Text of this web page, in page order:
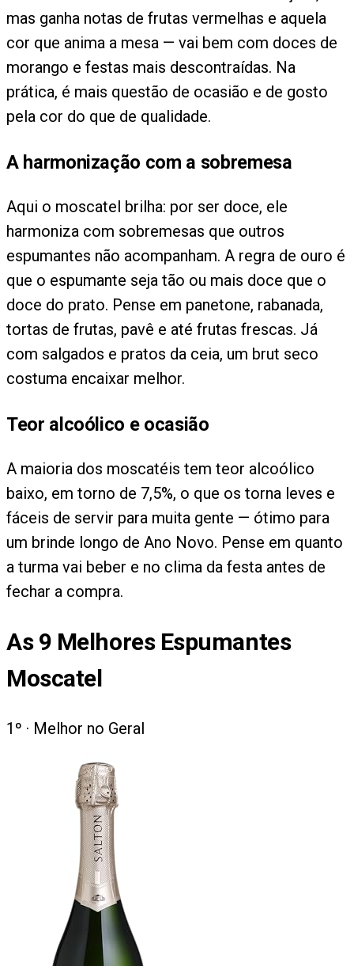
mas ganha notas de frutas vermelhas e aquela
cor que anima a mesa — vai bem com doces de
morango e festas mais descontraídas. Na
prática, é mais questão de ocasião e de gosto
pela cor do que de qualidade.
A harmonização com a sobremesa
Aqui o moscatel brilha: por ser doce, ele
harmoniza com sobremesas que outros
espumantes não acompanham. A regra de ouro é
que o espumante seja tão ou mais doce que o
doce do prato. Pense em panetone, rabanada,
tortas de frutas, pavê e até frutas frescas. Já
com salgados e pratos da ceia, um brut seco
costuma encaixar melhor.
Teor alcoólico e ocasião
A maioria dos moscatéis tem teor alcoólico
baixo, em torno de 7,5%, o que os torna leves e
fáceis de servir para muita gente — ótimo para
um brinde longo de Ano Novo. Pense em quanto
a turma vai beber e no clima da festa antes de
fechar a compra.
As 9 Melhores Espumantes
Moscatel
1 º · Melhor no Geral